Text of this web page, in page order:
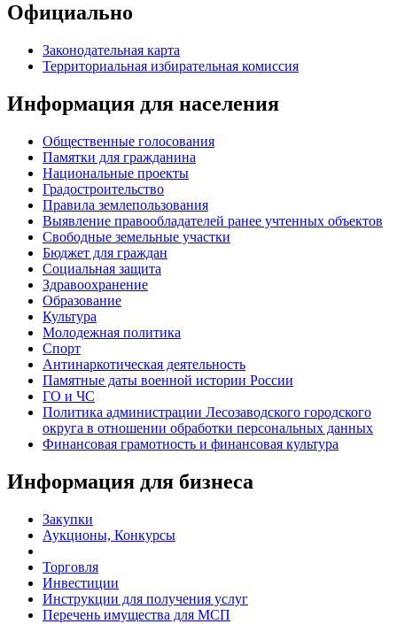
Официально
Законодательная карта
Территориальная избирательная комиссия
Информация для населения
Общественные голосования
Памятки для гражданина
Национальные проекты
Градостроительство
Правила землепользования
Выявление правообладателей ранее учтенных объектов
Свободные земельные участки
Бюджет для граждан
Социальная защита
Здравоохранение
Образование
Культура
Молодежная политика
Спорт
Антинаркотическая деятельность
Памятные даты военной истории России
ГО и ЧС
Политика администрации Лесозаводского городского
округа в отношении обработки персональных данных
Финансовая грамотность и финансовая культура
Информация для бизнеса
Закупки
Аукционы, Конкурсы
Торговля
Инвестиции
Инструкции для получения услуг
Перечень имущества для МСП